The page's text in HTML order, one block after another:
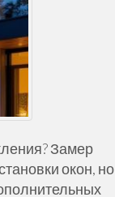
Замер
окон, но